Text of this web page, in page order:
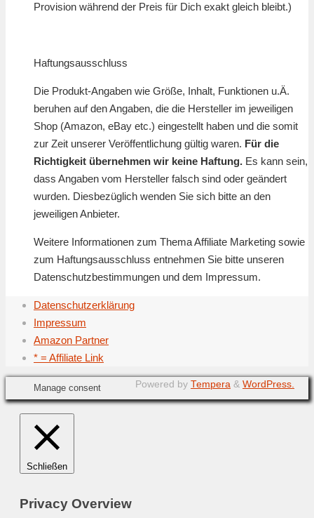
Provision während der Preis für Dich exakt gleich bleibt.)
Haftungsausschluss
Die Produkt-Angaben wie Größe, Inhalt, Funktionen u.Ä.
beruhen auf den Angaben, die die Hersteller im jeweiligen
Shop (Amazon, eBay etc.) eingestellt haben und die somit
zur Zeit unserer Veröffentlichung gültig waren. Für die
Richtigkeit übernehmen wir keine Haftung. Es kann sein,
dass Angaben vom Hersteller falsch sind oder geändert
wurden. Diesbezüglich wenden Sie sich bitte an den
jeweiligen Anbieter.
Weitere Informationen zum Thema Affiliate Marketing sowie
zum Haftungsausschluss entnehmen Sie bitte unseren
Datenschutzbestimmungen und dem Impressum.
Datenschutzerklärung
Impressum
Amazon Partner
* = Affiliate Link
Powered by Tempera & WordPress.
Manage consent
Schließen
Privacy Overview